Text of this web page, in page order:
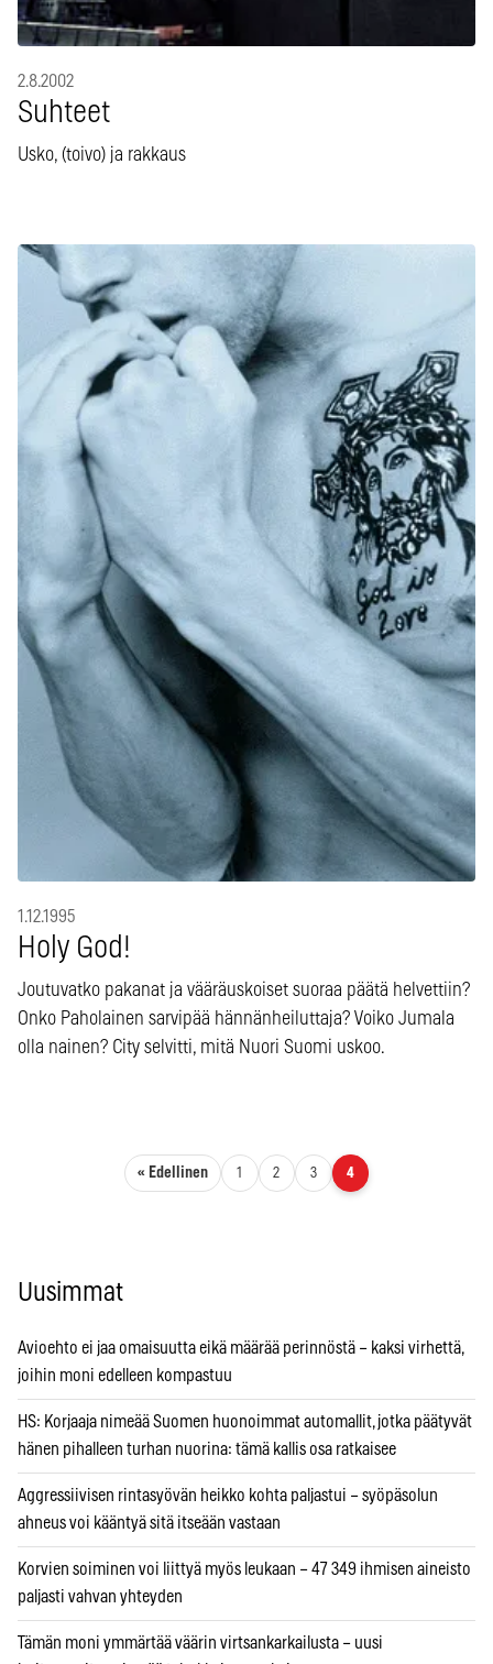
2.8.2002
Suhteet
Usko, (toivo) ja rakkaus
1.12.1995
Holy God!
Joutuvatko pakanat ja vääräuskoiset suoraa päätä helvettiin?
Onko Paholainen sarvipää hännänheiluttaja? Voiko Jumala
olla nainen? City selvitti, mitä Nuori Suomi uskoo.
Artikkelien sivutus
« Edellinen 1 2 3 4
Uusimmat
Avioehto ei jaa omaisuutta eikä määrää perinnöstä – kaksi virhettä,
joihin moni edelleen kompastuu
HS: Korjaaja nimeää Suomen huonoimmat automallit, jotka päätyvät
hänen pihalleen turhan nuorina: tämä kallis osa ratkaisee
Aggressiivisen rintasyövän heikko kohta paljastui – syöpäsolun
ahneus voi kääntyä sitä itseään vastaan
Korvien soiminen voi liittyä myös leukaan – 47 349 ihmisen aineisto
paljasti vahvan yhteyden
Tämän moni ymmärtää väärin virtsankarkailusta – uusi